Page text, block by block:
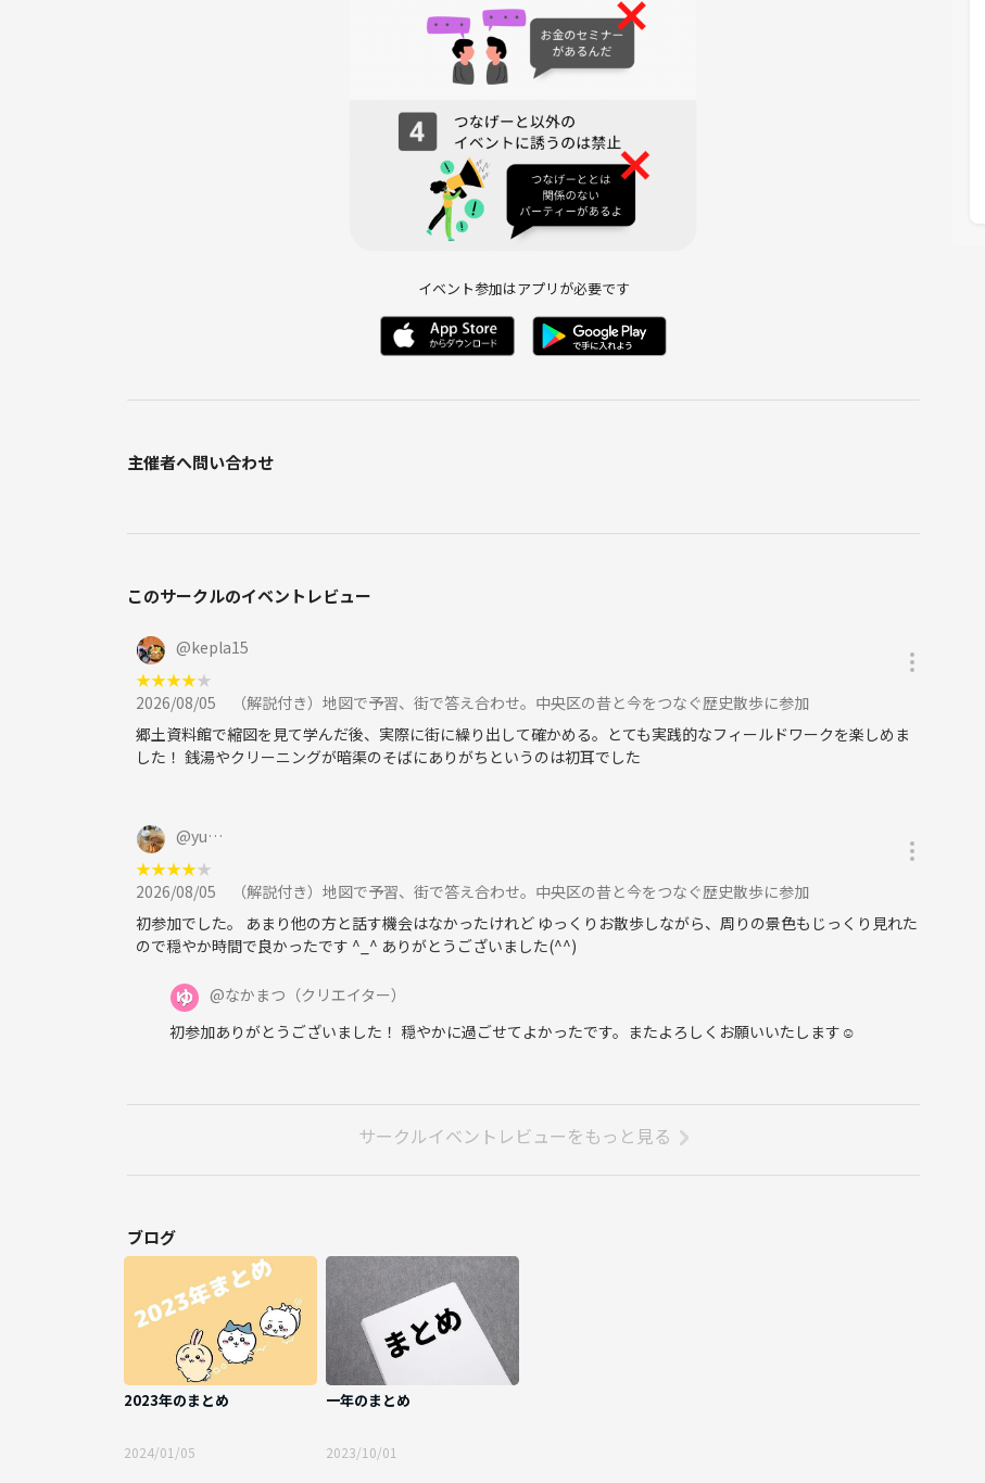
イベント参加はアプリが必要です
主催者へ問い合わせ
このサークルのイベントレビュー
@kepla15
★★★★★
2026/08/05
（解説付き）地図で予習、街で答え合わせ。中央区の昔と今をつなぐ歴史散歩に参加
郷土資料館で縮図を見て学んだ後、実際に街に繰り出して確かめる。とても実践的なフィールドワークを楽しめま
した！ 銭湯やクリーニングが暗渠のそばにありがちというのは初耳でした
@yu…
★★★★★
2026/08/05
（解説付き）地図で予習、街で答え合わせ。中央区の昔と今をつなぐ歴史散歩に参加
初参加でした。 あまり他の方と話す機会はなかったけれど ゆっくりお散歩しながら、周りの景色もじっくり見れた
ので穏やか時間で良かったです ^_^ ありがとうございました(^^)
@なかまつ （クリエイター）
初参加ありがとうございました！ 穏やかに過ごせてよかったです。またよろしくお願いいたします☺
サークルイベントレビューをもっと見る
ブログ
2023年のまとめ
2024/01/05
一年のまとめ
2023/10/01